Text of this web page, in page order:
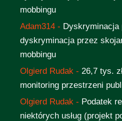
mobbingu
Adam314 - Dyskryminacja
dyskryminacja przez
mobbingu
Olgierd Rudak - 26,7 tys.
monitoring przestrzeni
Olgierd Rudak - Podatek
niektórych usług (projekt